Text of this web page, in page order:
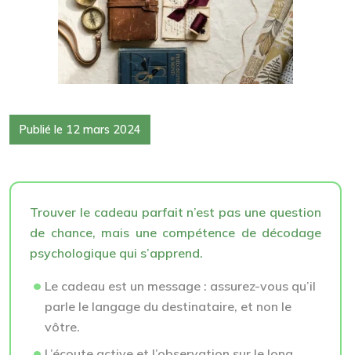
Publié le 12 mars 2024
Trouver le cadeau parfait n’est pas une question
de chance, mais une compétence de décodage
psychologique qui s’apprend.
Le cadeau est un message : assurez-vous qu’il
parle le langage du destinataire, et non le
vôtre.